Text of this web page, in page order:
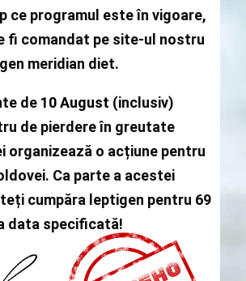
ce programul este în vigoare,
fi comandat pe site-ul nostru
meridian diet.
de 10 August (inclusiv)
de pierdere în greutate
organizează o acțiune pentru
Ca parte a acestei
cumpăra leptigen pentru 69
data specificată!